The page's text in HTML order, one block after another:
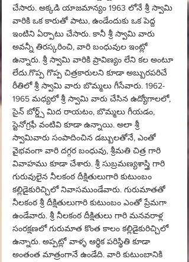
చేసారు. అక్కడి యాజమాన్యం 1963 లోనే శ్రీ స్వామి
వారికి ఒక కారుతో పాటు, ఉండేందుకు ఒక పెద్ద
ఇంటిని ఏర్పాటు చేసారు. కానీ శ్రీ స్వామి వారు
అవన్నీ తిరస్కరించి, వారి బంధువుల ఇంట్లో
ఉన్నారు. శ్రీ స్వామి వారికి ప్రావిణ్యం లేని కల అంటూ
లేదు.గొప్ప గొప్ప చిత్రకారులని కూడా అబ్బురపరిచే
రీతిలో శ్రీ స్వామి వారు బొమ్మలు గీసేవారు. 1962-
1965 మధ్యలో శ్రీ స్వామి వారు చేసిన ఉద్యోగాలలో,
సైన్ బోర్డ్స్ మిద రాయటం, బొమ్మలు గీయడం,
స్టెనోగ్రఫీ వంటివి కూడా ఉన్నాయి. అలా శ్రీ
స్వామివారు సంపాదించిన డబ్బులతోనే, ఎంతో
వైభవంగా వారి దగ్గర బంధువు, శ్రీమతి చిత్ర గారి
వివాహము కూడా చేశారు. శ్రీ సుబ్రమణ్యశాస్త్రి గారి
గురువులైన నీలకంఠ దీక్షితులుగారి కుటుంబం
కల్లిడైకురిచ్చిలో నివాసముండేవారు. గురుమాతతో
నీలకంఠ శ్రీ దీక్షితులుగారి కుటుంబం ఎంతో ప్రేమగా
ఉండేవారు. శ్రీ నీలకంఠ దీక్షితులు గారి మనవరాళ్ల
సంరక్షణలో గురుమాత కొంత కాలం కల్లిడైకురిచ్చిలో
ఉన్నారు. అప్పట్లో వాళ్ళ ఆర్థిక పరిస్థితి కూడా
అంతంత మాత్రంగానే ఉండేది. వారి కుటుంబానికి